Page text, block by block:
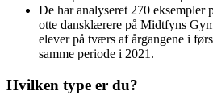
De har analyseret 270 eksempler
otte dansklærere på Midtfyns
elever på tværs af årgangene i
samme periode i 2021.
Hvilken type er du?